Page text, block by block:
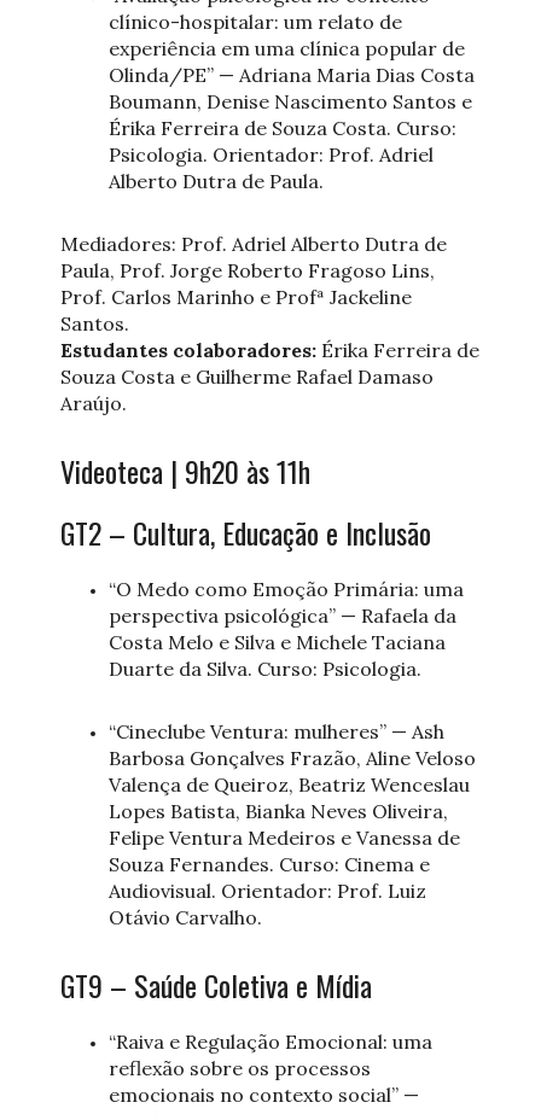
clínico-hospitalar: um relato de
experiência em uma clínica popular de
Olinda/PE” — Adriana Maria Dias Costa
Boumann, Denise Nascimento Santos e
Érika Ferreira de Souza Costa. Curso:
Psicologia. Orientador: Prof. Adriel
Alberto Dutra de Paula.
Mediadores: Prof. Adriel Alberto Dutra de
Paula, Prof. Jorge Roberto Fragoso Lins,
Prof. Carlos Marinho e Profª Jackeline
Santos.
Estudantes colaboradores: Érika Ferreira de
Souza Costa e Guilherme Rafael Damaso
Araújo.
Videoteca | 9h20 às 11h
GT2 – Cultura, Educação e Inclusão
“O Medo como Emoção Primária: uma
perspectiva psicológica” — Rafaela da
Costa Melo e Silva e Michele Taciana
Duarte da Silva. Curso: Psicologia.
“Cineclube Ventura: mulheres” — Ash
Barbosa Gonçalves Frazão, Aline Veloso
Valença de Queiroz, Beatriz Wenceslau
Lopes Batista, Bianka Neves Oliveira,
Felipe Ventura Medeiros e Vanessa de
Souza Fernandes. Curso: Cinema e
Audiovisual. Orientador: Prof. Luiz
Otávio Carvalho.
GT9 – Saúde Coletiva e Mídia
“Raiva e Regulação Emocional: uma
reflexão sobre os processos
emocionais no contexto social” —